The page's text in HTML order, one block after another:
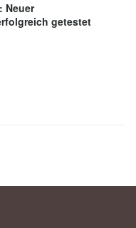
Neuer
getestet